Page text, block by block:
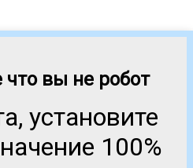
что вы не робот
установите
100%